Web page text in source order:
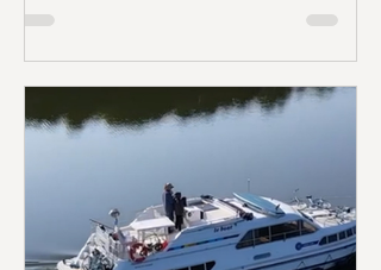
ספא ובריכות חמות תחת כיפת השמיים,